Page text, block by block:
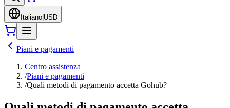
Italiano USD
Piani e pagamenti
Centro assistenza
/Piani e pagamenti
/Quali metodi di pagamento accetta Gohub?